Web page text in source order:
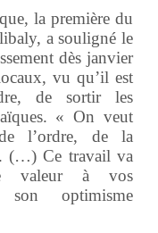
la première du
a souligné le
dès janvier
vu qu’il est
de sortir les
« On veut
l’ordre, de la
(…) Ce travail va
valeur à vos
son optimisme